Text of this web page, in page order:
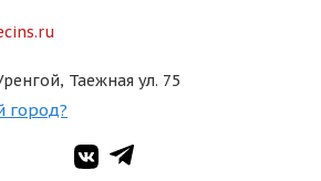
Таежная ул. 75
город?